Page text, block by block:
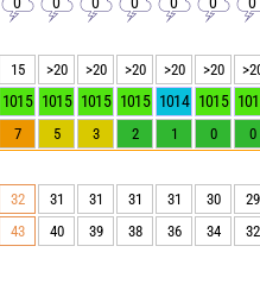
15 >20 >20 >20 >20 >20
1015 1015 1015 1015 1014 1015
7 5 3 2 1 0 0
32 31 31 31 31 30
29
43 40 39 38 36 34 32